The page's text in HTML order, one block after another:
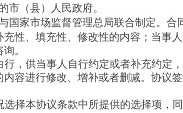
市（县）
人民政府。
国家市场监督管理总局联合制定。合
性、填充性、修改性的内容；当事
。
行，供当事人 自行约定或者补充约定
容进行修改、增补或者删减。 协议
选择本协议条款中所提供的选择项，